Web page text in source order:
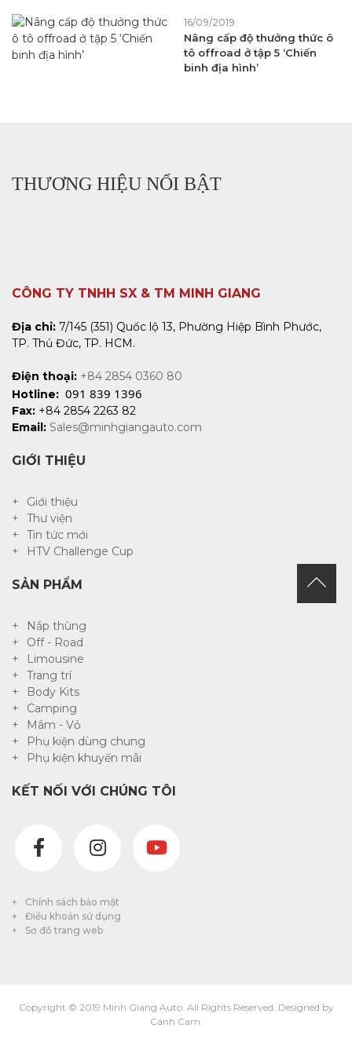
16/09/2019
Nâng cấp độ thưởng thức ô
tô offroad ở tập 5 ‘Chiến
binh địa hình’
THƯƠNG HIỆU NỔI BẬT
CÔNG TY TNHH SX & TM MINH GIANG
Địa chỉ: 7/145 (351) Quốc lộ 13, Phường Hiệp Bình Phước,
TP. Thủ Đức, TP. HCM.
Điện thoại: +84 2854 0360 80
Hotline: 091 839 1396
Fax: +84 2854 2263 82
Email: Sales@minhgiangauto.com
GIỚI THIỆU
Giới thiệu
Thư viện
Tin tức mới
HTV Challenge Cup
SẢN PHẨM
Nắp thùng
Off - Road
Limousine
Trang trí
Body Kits
Camping
Mâm - Vỏ
Phụ kiện dùng chung
Phụ kiện khuyến mãi
KẾT NỐI VỚI CHÚNG TÔI
Chính sách bảo mật
Điều khoản sử dụng
Sơ đồ trang web
Copyright © 2019 Minh Giang Auto. All Rights Reserved. Designed by
Cánh Cam.